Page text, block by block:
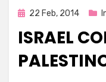
Publicada
22 Feb, 2014
ISRAEL